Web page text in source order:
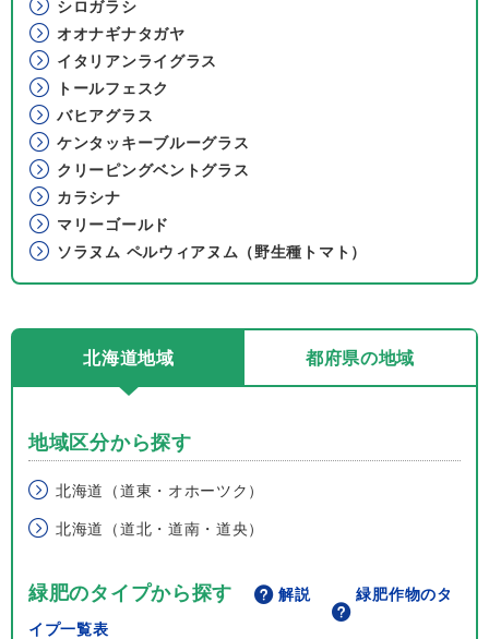
シロガラシ
オオナギナタガヤ
イタリアンライグラス
トールフェスク
バヒアグラス
ケンタッキーブルーグラス
クリーピングベントグラス
カラシナ
マリーゴールド
ソラヌム ペルウィアヌム（野生種トマト）
北海道地域 都府県の地域
地域区分から探す
北海道（道東・オホーツク）
北海道（道北・道南・道央）
緑肥のタイプから探す 解説
緑肥作物のタ
イプ一覧表